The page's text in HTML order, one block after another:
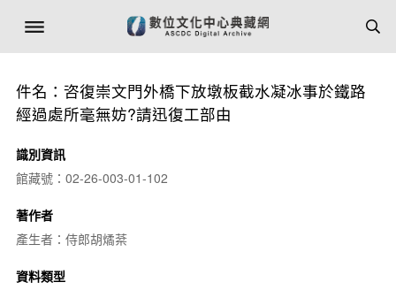
件名：咨復崇文門外橋下放墩板截水凝冰事於鐵路
經過處所毫無妨?請迅復工部由
識別資訊
館藏號：02-26-003-01-102
著作者
產生者：侍郎胡燏棻
資料類型